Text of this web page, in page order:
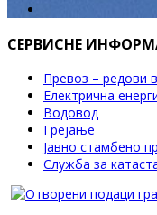
СЕРВИСНЕ
Превоз – редови
Електрична
Водовод
Грејање
Јавно стамбено
Служба за